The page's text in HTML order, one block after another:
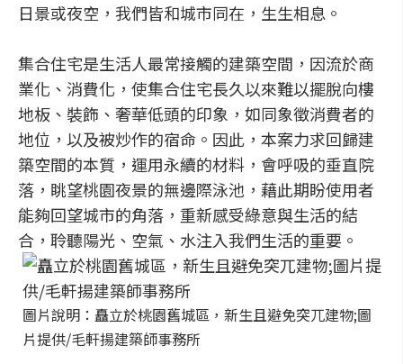
日景或夜空，我們皆和城市同在，生生相息。
集合住宅是生活人最常接觸的建築空間，因流於商
業化、消費化，使集合住宅長久以來難以擺脫向樓
地板、裝飾、奢華低頭的印象，如同象徵消費者的
地位，以及被炒作的宿命。因此，本案力求回歸建
築空間的本質，運用永續的材料，會呼吸的垂直院
落，眺望桃園夜景的無邊際泳池，藉此期盼使用者
能夠回望城市的角落，重新感受綠意與生活的結
合，聆聽陽光、空氣、水注入我們生活的重要。
圖片說明：矗立於桃園舊城區，新生且避免突兀建物;圖
片提供/毛軒揚建築師事務所